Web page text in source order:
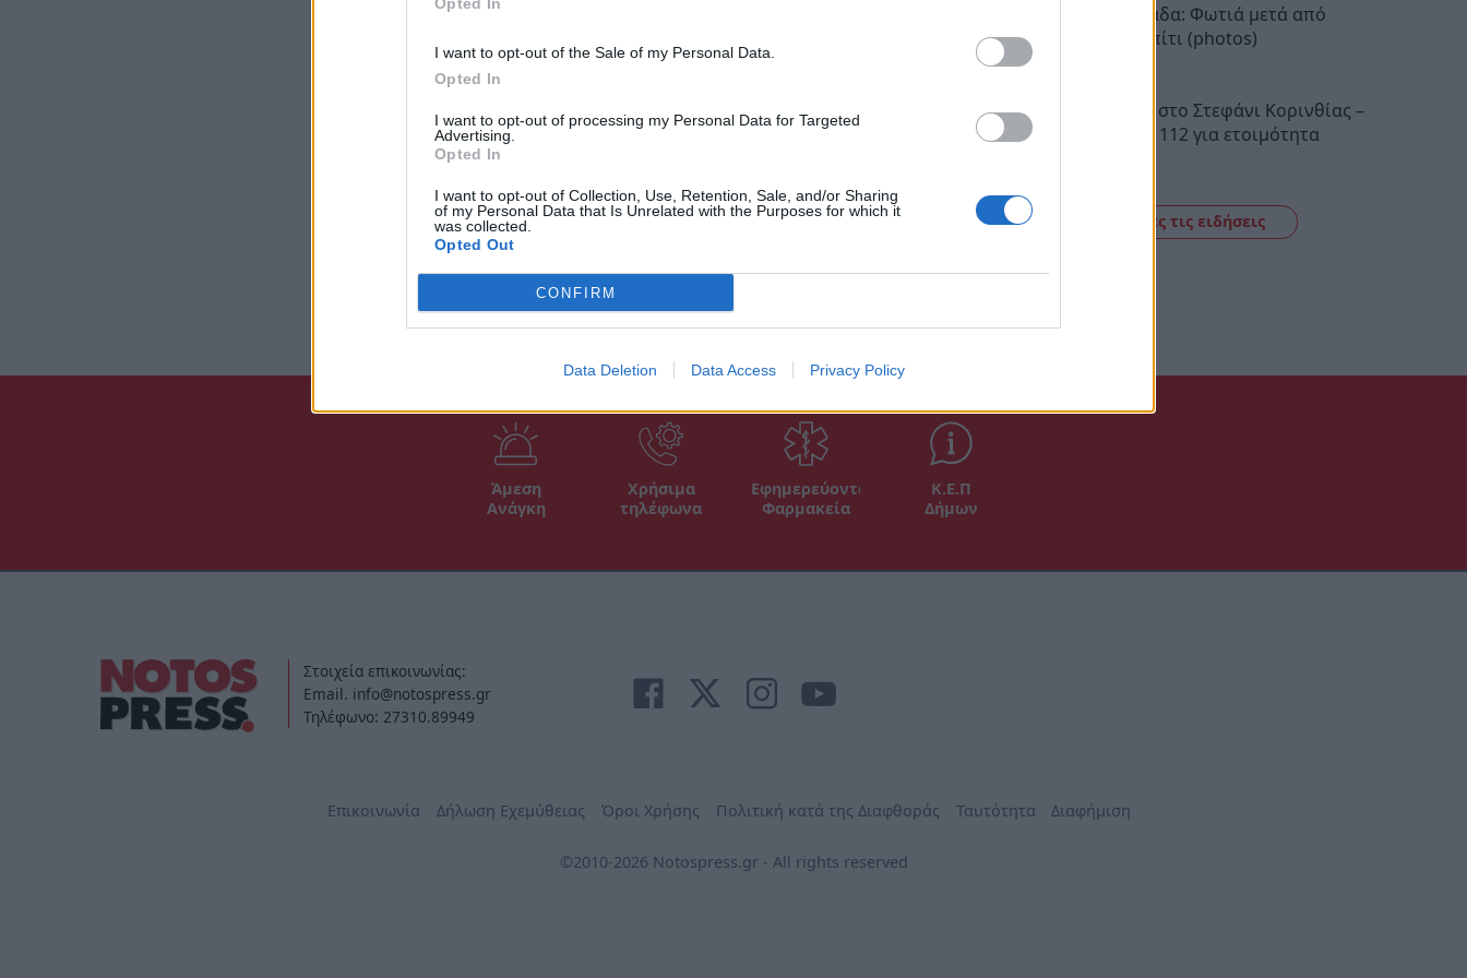
I want to opt-out of the Sale of my Personal Data.
Opted In
I want to opt-out of processing my Personal Data for Targeted
Advertising.
Opted In
I want to opt-out of Collection, Use, Retention, Sale, and/or Sharing
of my Personal Data that Is Unrelated with the Purposes for which it
was collected.
Opted Out
CONFIRM
Data Deletion Data Access Privacy Policy
Νέα Μανωλάδα: Φωτιά μετά από
έκρηξη σε σπίτι (photos)
Φωτιά τώρα στο Στεφάνι Κορινθίας –
Μήνυμα του 112 για ετοιμότητα
Δείτε όλες τις ειδήσεις
Άμεση
Ανάγκη
Χρήσιμα
τηλέφωνα
Εφημερεύοντα
Φαρμακεία
Κ.Ε.Π
Δήμων
Στοιχεία επικοινωνίας:
Email. info@notospress.gr
Τηλέφωνο: 27310.89949
Επικοινωνία Δήλωση Εχεμύθειας Όροι Χρήσης Πολιτική κατά της Διαφθοράς Ταυτότητα Διαφήμιση
©2010-2026 Notospress.gr - All rights reserved